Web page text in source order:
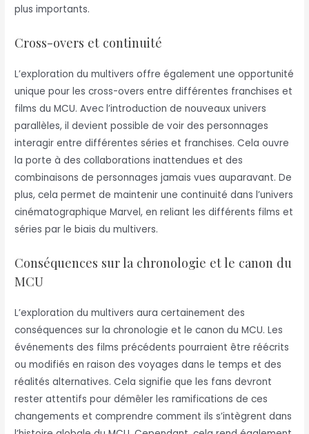
plus importants.
Cross-overs et continuité
L’exploration du multivers offre également une opportunité
unique pour les cross-overs entre différentes franchises et
films du MCU. Avec l’introduction de nouveaux univers
parallèles, il devient possible de voir des personnages
interagir entre différentes séries et franchises. Cela ouvre
la porte à des collaborations inattendues et des
combinaisons de personnages jamais vues auparavant. De
plus, cela permet de maintenir une continuité dans l’univers
cinématographique Marvel, en reliant les différents films et
séries par le biais du multivers.
Conséquences sur la chronologie et le canon du
MCU
L’exploration du multivers aura certainement des
conséquences sur la chronologie et le canon du MCU. Les
événements des films précédents pourraient être réécrits
ou modifiés en raison des voyages dans le temps et des
réalités alternatives. Cela signifie que les fans devront
rester attentifs pour démêler les ramifications de ces
changements et comprendre comment ils s’intègrent dans